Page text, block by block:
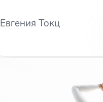
Евгения Токц